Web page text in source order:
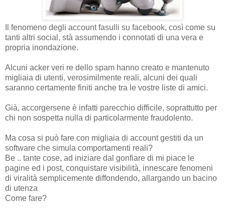
Il fenomeno degli account fasulli su facebook, così come su
tanti altri social, stà assumendo i connotati di una vera e
propria inondazione.
Alcuni acker veri re dello spam hanno creato e mantenuto
migliaia di utenti, verosimilmente reali, alcuni dei quali
saranno certamente finiti anche tra le vostre liste di amici.
Già, accorgersene è infatti parecchio difficile, soprattutto per
chi non sospetta nulla di particolarmente fraudolento.
Ma cosa si può fare con migliaia di account gestiti da un
software che simula comportamenti reali?
Be .. tante cose, ad iniziare dal gonfiare di mi piace le
pagine ed i post, conquistare visibilità, innescare fenomeni
di viralità semplicemente diffondendo, allargando un bacino
di utenza
Come fare?